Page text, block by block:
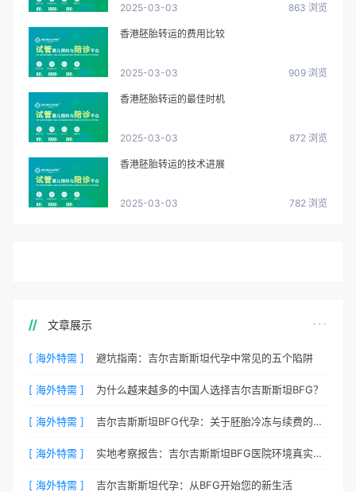
2025-03-03 863 浏览
香港胚胎转运的费用比较
2025-03-03 909 浏览
香港胚胎转运的最佳时机
2025-03-03 872 浏览
香港胚胎转运的技术进展
2025-03-03 782 浏览
文章展示
[ 海外特需 ] 避坑指南：吉尔吉斯斯坦代孕中常见的五个陷阱
[ 海外特需 ] 为什么越来越多的中国人选择吉尔吉斯斯坦BFG？
[ 海外特需 ] 吉尔吉斯斯坦BFG代孕：关于胚胎冷冻与续费的说明
[ 海外特需 ] 实地考察报告：吉尔吉斯斯坦BFG医院环境真实记录
[ 海外特需 ] 吉尔吉斯斯坦代孕：从BFG开始您的新生活